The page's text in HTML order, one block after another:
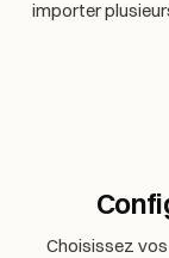
importer
Choisissez vos